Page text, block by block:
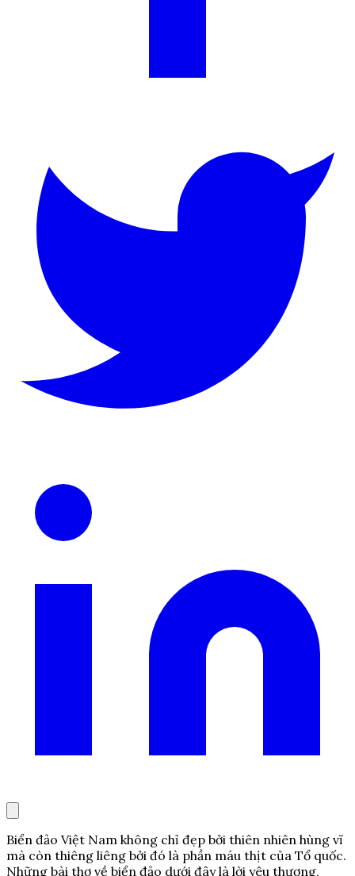
Biển đảo Việt Nam không chỉ đẹp bởi thiên nhiên hùng vĩ
mà còn thiêng liêng bởi đó là phần máu thịt của Tổ quốc.
Những bài thơ về biển đảo dưới đây là lời yêu thương,